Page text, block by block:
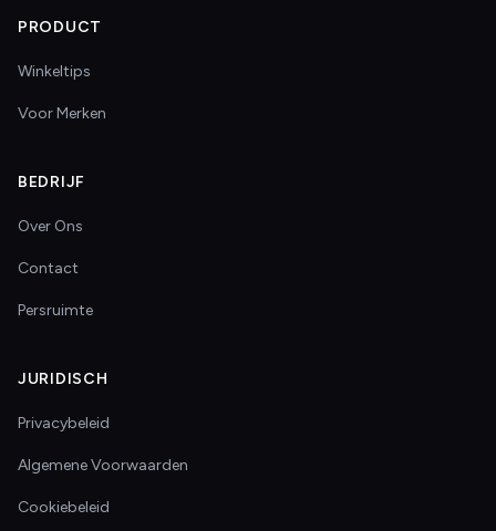
PRODUCT
Winkeltips
Voor Merken
BEDRIJF
Over Ons
Contact
Persruimte
JURIDISCH
Privacybeleid
Algemene Voorwaarden
Cookiebeleid